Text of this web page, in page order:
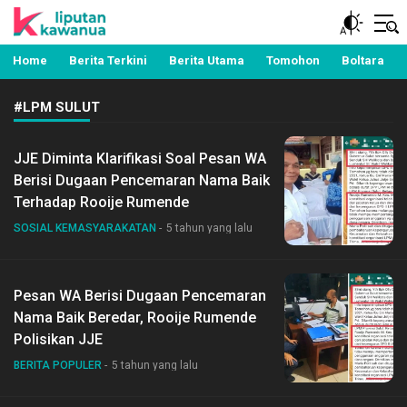
Liputan Kawanua
Berita Manado, Sulawesi Utara, Kawanua, Politik,
Pemerintahan, Hukum Kriminal dan Nasional
Home Berita Terkini Berita Utama Tomohon Boltara
#LPM SULUT
JJE Diminta Klarifikasi Soal Pesan WA
Berisi Dugaan Pencemaran Nama Baik
Terhadap Rooije Rumende
SOSIAL KEMASYARAKATAN 5 tahun yang lalu
Pesan WA Berisi Dugaan Pencemaran
Nama Baik Beredar, Rooije Rumende
Polisikan JJE
BERITA POPULER 5 tahun yang lalu